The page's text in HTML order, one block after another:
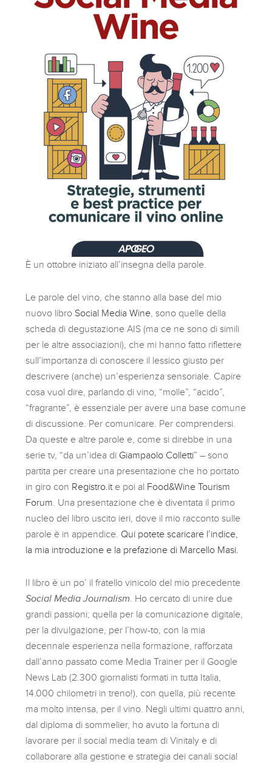
È un ottobre iniziato all’insegna della parole.
Le parole del vino, che stanno alla base del mio
nuovo libro Social Media Wine , sono quelle della
scheda di degustazione AIS (ma ce ne sono di simili
per le altre associazioni), che mi hanno fatto riflettere
sull’importanza di conoscere il lessico giusto per
descrivere (anche) un’esperienza sensoriale. Capire
cosa vuol dire, parlando di vino, “molle”, “acido”,
“fragrante”, è essenziale per avere una base comune
di discussione. Per comunicare. Per comprendersi.
Da queste e altre parole e, come si direbbe in una
serie tv, “da un’idea di Giampaolo Colletti” – sono
partita per creare una presentazione che ho portato
in giro con Registro.it e poi al Food&Wine Tourism
Forum . Una presentazione che è diventata il primo
nucleo del libro uscito ieri, dove il mio racconto sulle
parole è in appendice. Qui potete scaricare l’indice,
la mia introduzione e la prefazione di Marcello Masi.
Il libro è un po’ il fratello vinicolo del mio precedente
Social Media Journalism . Ho cercato di unire due
grandi passioni; quella per la comunicazione digitale,
per la divulgazione, per l’how-to, con la mia
decennale esperienza nella formazione, rafforzata
dall’anno passato come Media Trainer per il Google
News Lab (2.300 giornalisti formati in tutta Italia,
14.000 chilometri in treno!), con quella, più recente
ma molto intensa, per il vino. Negli ultimi quattro anni,
dal diploma di sommelier, ho avuto la fortuna di
lavorare per il social media team di Vinitaly e di
collaborare alla gestione e strategia dei canali social